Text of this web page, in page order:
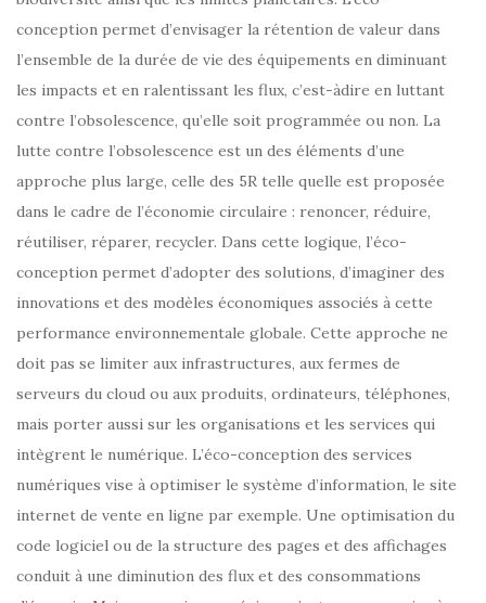
conception permet d’envisager la rétention de valeur dans
l’ensemble de la durée de vie des équipements en diminuant
les impacts et en ralentissant les flux, c’est-àdire en luttant
contre l’obsolescence, qu’elle soit programmée ou non. La
lutte contre l’obsolescence est un des éléments d’une
approche plus large, celle des 5R telle quelle est proposée
dans le cadre de l’économie circulaire : renoncer, réduire,
réutiliser, réparer, recycler. Dans cette logique, l’éco-
conception permet d’adopter des solutions, d’imaginer des
innovations et des modèles économiques associés à cette
performance environnementale globale. Cette approche ne
doit pas se limiter aux infrastructures, aux fermes de
serveurs du cloud ou aux produits, ordinateurs, téléphones,
mais porter aussi sur les organisations et les services qui
intègrent le numérique. L’éco-conception des services
numériques vise à optimiser le système d’information, le site
internet de vente en ligne par exemple. Une optimisation du
code logiciel ou de la structure des pages et des affichages
conduit à une diminution des flux et des consommations